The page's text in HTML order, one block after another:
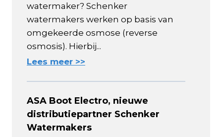
watermaker? Schenker
watermakers werken op basis van
omgekeerde osmose (reverse
osmosis). Hierbij...
Lees meer >>
ASA Boot Electro, nieuwe
distributiepartner Schenker
Watermakers